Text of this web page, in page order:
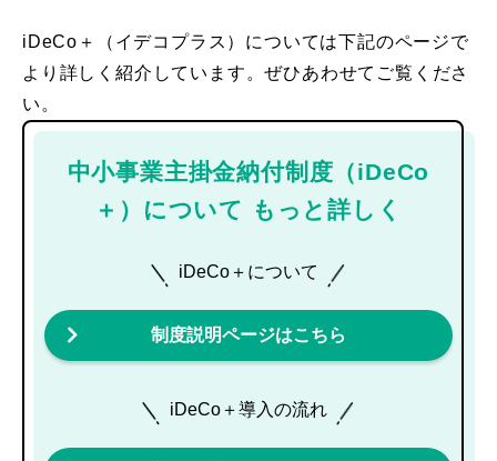
iDeCo＋（イデコプラス）については下記のページで
より詳しく紹介しています。ぜひあわせてご覧くださ
い。
中小事業主掛金納付制度（iDeCo
＋）について もっと詳しく
iDeCo＋について
制度説明ページはこちら
iDeCo＋導入の流れ